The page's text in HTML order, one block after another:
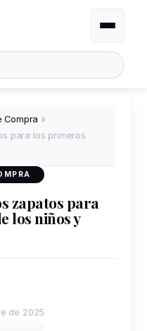
Alternar
Compra »
para los primeros
zapatos para
los niños y
de 2025